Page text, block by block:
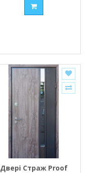
Двері Страж Proof